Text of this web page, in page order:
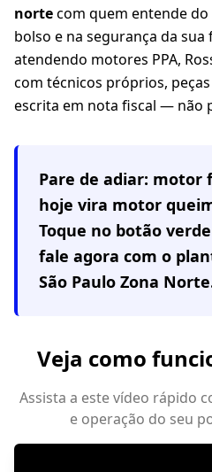
nortecom quem entende
bolso e na segurança da sua
atendendo motores PPA,
com técnicos próprios,
escrita em nota fiscal — não
Pare de adiar: motor
hoje vira motor
Toque no botão
fale agora com o
São Paulo Zona Norte
Veja como
Assista a este vídeo rápido
e operação do seu